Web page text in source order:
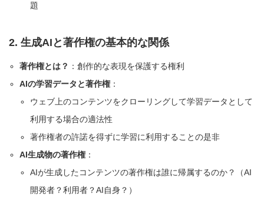
題
2. 生成AIと著作権の基本的な関係
著作権とは？ ：創作的な表現を保護する権利
AIの学習データと著作権 ：
ウェブ上のコンテンツをクローリングして学習データとして
利用する場合の適法性
著作権者の許諾を得ずに学習に利用することの是非
AI生成物の著作権 ：
AIが生成したコンテンツの著作権は誰に帰属するのか？（AI
開発者？利用者？AI自身？）